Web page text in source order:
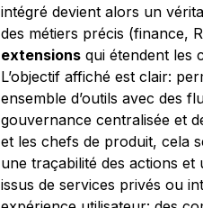
intégré devient alors un
des métiers précis (finance,
extensions qui étendent les
L’objectif affiché est clair:
ensemble d’outils avec des
gouvernance centralisée et
et les chefs de produit, cela
une traçabilité des actions
issus de services privés ou